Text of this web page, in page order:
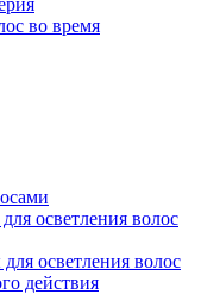
во время
осветления волос
осветления волос
действия